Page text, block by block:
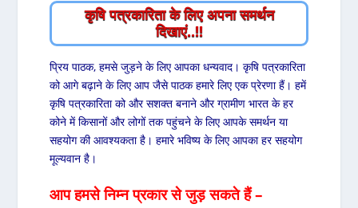
कृषि पत्रकारिता के लिए अपना समर्थन
दिखाएं..!!
प्रिय पाठक, हमसे जुड़ने के लिए आपका धन्यवाद। कृषि पत्रकारिता
को आगे बढ़ाने के लिए आप जैसे पाठक हमारे लिए एक प्रेरणा हैं। हमें
कृषि पत्रकारिता को और सशक्त बनाने और ग्रामीण भारत के हर
कोने में किसानों और लोगों तक पहुंचने के लिए आपके समर्थन या
सहयोग की आवश्यकता है। हमारे भविष्य के लिए आपका हर सहयोग
मूल्यवान है।
आप हमसे निम्न प्रकार से जुड़ सकते हैं –